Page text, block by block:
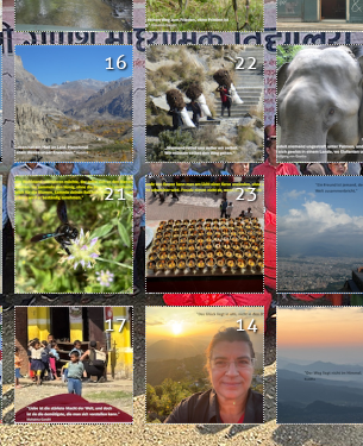
16 22
21 23
17 14